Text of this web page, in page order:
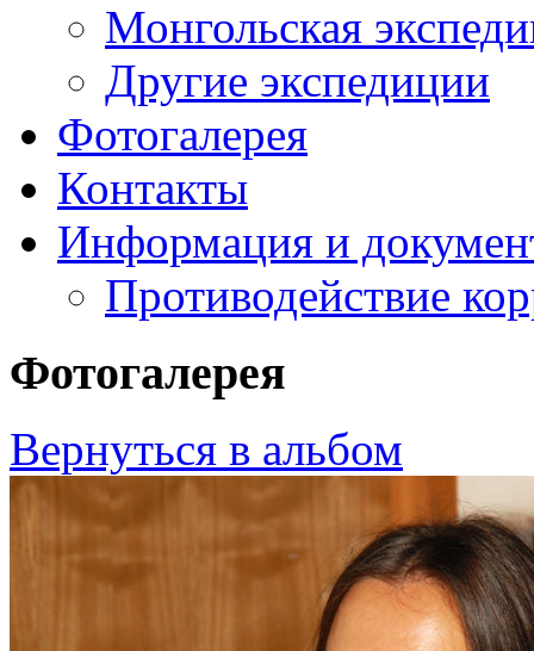
Монгольская
Другие экспедиции
Фотогалерея
Контакты
Информация и
Противодействие
Фотогалерея
Вернуться в альбом